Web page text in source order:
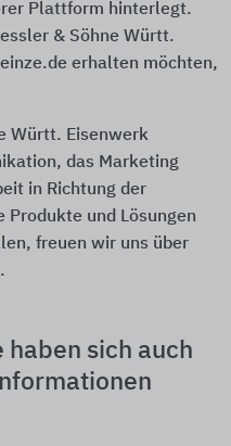
Plattform hinterlegt.
& Söhne Württ.
erhalten möchten,
Württ. Eisenwerk
das Marketing
in Richtung der
Produkte und Lösungen
freuen wir uns über
haben sich auch